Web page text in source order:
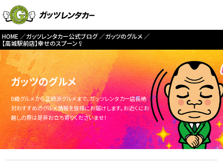
HOME ガッツレンタカー公式ブログ
ガッツのグルメ
【高城駅前店】幸せのスプーン🥄
ガッツのグルメ
B級グルメから正統派グルメまで、ガッツレンタカー店長絶
対おすすめのグルメ情報を皆様にお届けします。お近くにお
越しの際は是非お立ち寄りくださいませ！